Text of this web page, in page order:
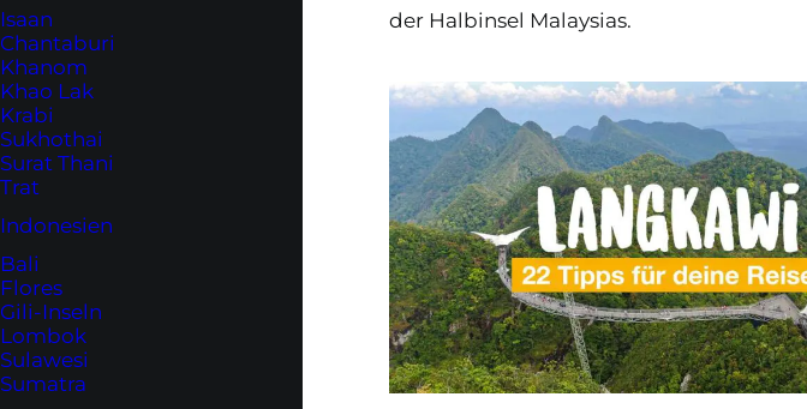
Isaan
Chantaburi
Khanom
Khao Lak
Krabi
Sukhothai
Surat Thani
Trat
Indonesien
Bali
Flores
Gili-Inseln
Lombok
Sulawesi
Sumatra
der Halbinsel Malaysias.